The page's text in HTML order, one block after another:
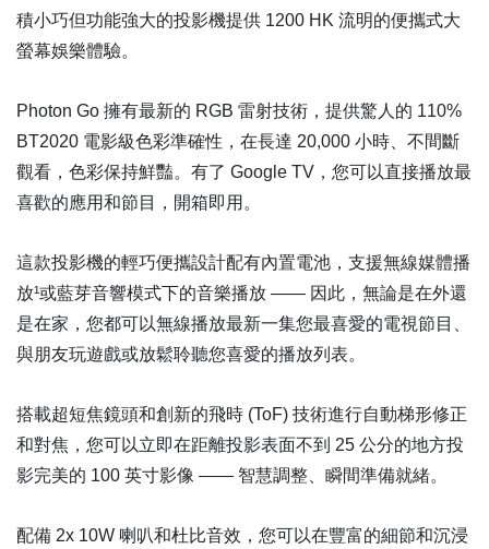
積小巧但功能強大的投影機提供 1200 HK 流明的便攜式大
螢幕娛樂體驗。
Photon Go 擁有最新的 RGB 雷射技術，提供驚人的 110%
BT2020 電影級色彩準確性，在長達 20,000 小時、不間斷
觀看，色彩保持鮮豔。有了 Google TV，您可以直接播放最
喜歡的應用和節目，開箱即用。
這款投影機的輕巧便攜設計配有內置電池，支援無線媒體播
放¹或藍芽音響模式下的音樂播放 —— 因此，無論是在外還
是在家，您都可以無線播放最新一集您最喜愛的電視節目、
與朋友玩遊戲或放鬆聆聽您喜愛的播放列表。
搭載超短焦鏡頭和創新的飛時 (ToF) 技術進行自動梯形修正
和對焦，您可以立即在距離投影表面不到 25 公分的地方投
影完美的 100 英寸影像 —— 智慧調整、瞬間準備就緒。
配備 2x 10W 喇叭和杜比音效，您可以在豐富的細節和沉浸